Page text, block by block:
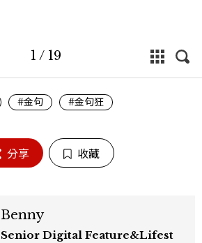
1 / 19
#金句 #金句狂
分享 收藏
Benny
Senior Digital Feature&Lifest